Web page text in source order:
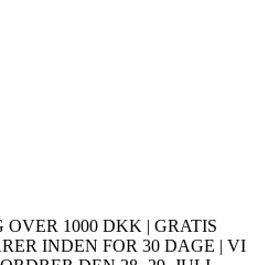
OVER 1000 DKK | GRATIS
INDEN FOR 30 DAGE | VI